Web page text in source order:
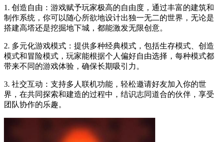
1. 创造自由：游戏赋予玩家极高的自由度，通过丰富的建筑和
制作系统，你可以随心所欲地设计出独一无二的世界，无论是
搭建高塔还是挖掘地下城，都能激发无限创意。
2. 多元化游戏模式：提供多种经典模式，包括生存模式、创造
模式和冒险模式，玩家能根据个人偏好自由选择，每种模式都
带来不同的游戏体验，确保长期吸引力。
3. 社交互动：支持多人联机功能，轻松邀请好友加入你的世
界，在共同探索和建造的过程中，结识志同道合的伙伴，享受
团队协作的乐趣。